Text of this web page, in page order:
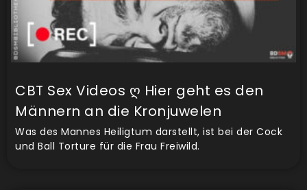
CBT Sex Videos ღ Hier geht es den
Männern an die Kronjuwelen
Was des Mannes Heiligtum darstellt, ist bei der Cock
und Ball Torture für die Frau Freiwild.